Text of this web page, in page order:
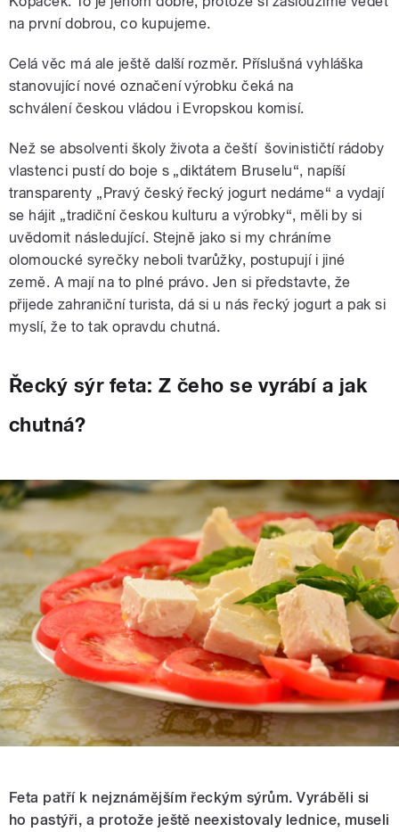
na první dobrou, co kupujeme.
Celá věc má ale ještě další rozměr. Příslušná vyhláška
stanovující nové označení výrobku čeká na
schválení českou vládou i Evropskou komisí.
Než se absolventi školy života a čeští šovinističtí rádoby
vlastenci pustí do boje s „diktátem Bruselu“, napíší
transparenty „Pravý český řecký jogurt nedáme“ a vydají
se hájit „tradiční českou kulturu a výrobky“, měli by si
uvědomit následující. Stejně jako si my chráníme
olomoucké syrečky neboli tvarůžky, postupují i jiné
země. A mají na to plné právo. Jen si představte, že
přijede zahraniční turista, dá si u nás řecký jogurt a pak si
myslí, že to tak opravdu chutná.
Řecký sýr feta: Z čeho se vyrábí a jak
chutná?
Feta patří k nejznámějším řeckým sýrům. Vyráběli si
ho pastýři, a protože ještě neexistovaly lednice, museli